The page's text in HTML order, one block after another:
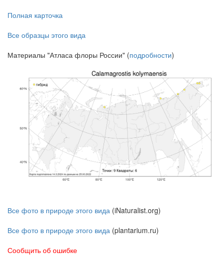
Полная карточка
Все образцы этого вида
Материалы "Атласа флоры России" (подробности)
Все фото в природе этого вида (iNaturalist.org)
Все фото в природе этого вида (plantarium.ru)
Сообщить об ошибке